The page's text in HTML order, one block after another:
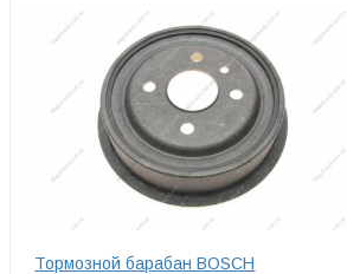
Тормозной барабан BOSCH